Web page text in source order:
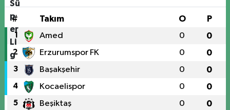
# Takım O P
1 Amed 0 0
2 Erzurumspor FK 0 0
3 Başakşehir 0 0
4 Kocaelispor 0 0
5 Beşiktaş 0 0